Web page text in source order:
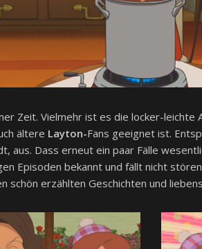
Zeit. Vielmehr ist es die locker-
ältere Layton-Fans geeignet ist.
aus. Dass erneut ein paar Fälle
Episoden bekannt und fällt nicht
schön erzählten Geschichten und